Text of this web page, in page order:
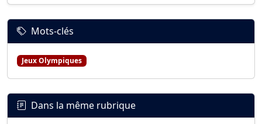
Mots-clés
Jeux Olympiques
Dans la même rubrique